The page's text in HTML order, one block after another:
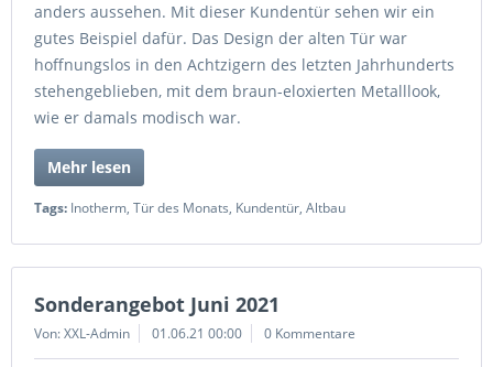
anders aussehen. Mit dieser Kundentür sehen wir ein
gutes Beispiel dafür. Das Design der alten Tür war
hoffnungslos in den Achtzigern des letzten Jahrhunderts
stehengeblieben, mit dem braun-eloxierten Metalllook,
wie er damals modisch war.
Mehr lesen
Tags: Inotherm, Tür des Monats, Kundentür, Altbau
Sonderangebot Juni 2021
Von: XXL-Admin 01.06.21 00:00 0 Kommentare